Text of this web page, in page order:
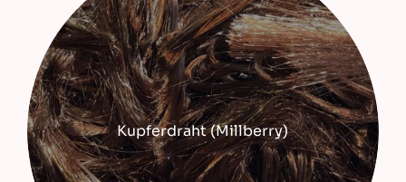
Kupferdraht (Millberry)